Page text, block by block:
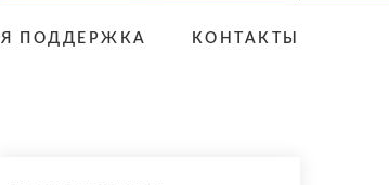
ПОДДЕРЖКА КОНТАКТЫ